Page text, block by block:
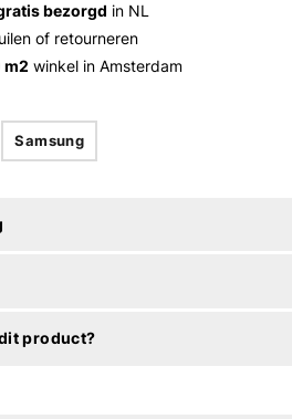
bezorgd in NL
of retourneren
m2 winkel in Amsterdam
Samsung
product?